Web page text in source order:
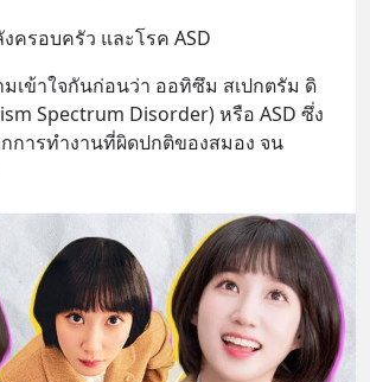
ครอบครัว และโรค ASD
เข้าใจกันก่อนว่า ออทิซึม สเปกตรัม ดิ
Spectrum Disorder) หรือ ASD ซึ่ง
กการทำงานที่ผิดปกติของสมอง จน